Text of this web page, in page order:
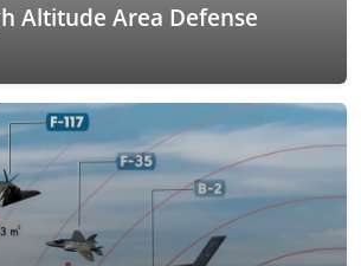
Altitude Area Defense